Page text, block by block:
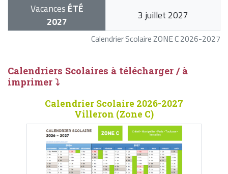
Calendrier Scolaire ZONE C 2026-2027
Vacances ÉTÉ
2027
3 juillet 2027
Calendriers Scolaires à télécharger / à
imprimer ⤵
Calendrier Scolaire 2026-2027
Villeron (Zone C)